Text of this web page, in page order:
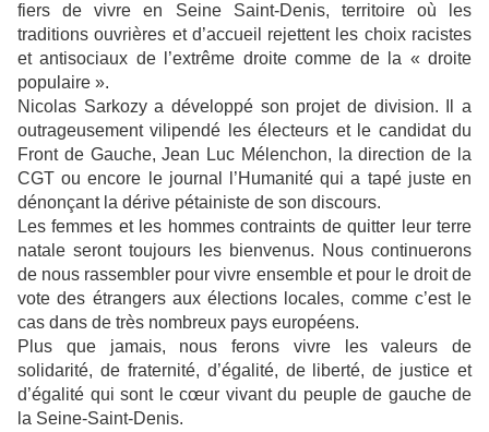
fiers de vivre en Seine Saint-Denis, territoire où les
traditions ouvrières et d’accueil rejettent les choix racistes
et antisociaux de l’extrême droite comme de la « droite
populaire ».
Nicolas Sarkozy a développé son projet de division. Il a
outrageusement vilipendé les électeurs et le candidat du
Front de Gauche, Jean Luc Mélenchon, la direction de la
CGT ou encore le journal l’Humanité qui a tapé juste en
dénonçant la dérive pétainiste de son discours.
Les femmes et les hommes contraints de quitter leur terre
natale seront toujours les bienvenus. Nous continuerons
de nous rassembler pour vivre ensemble et pour le droit de
vote des étrangers aux élections locales, comme c’est le
cas dans de très nombreux pays européens.
Plus que jamais, nous ferons vivre les valeurs de
solidarité, de fraternité, d’égalité, de liberté, de justice et
d’égalité qui sont le cœur vivant du peuple de gauche de
la Seine-Saint-Denis.